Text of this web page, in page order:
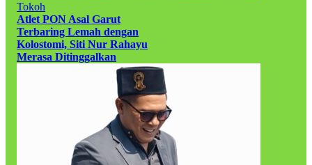
Tokoh
Atlet PON Asal Garut
Terbaring Lemah dengan
Kolostomi, Siti Nur Rahayu
Merasa Ditinggalkan